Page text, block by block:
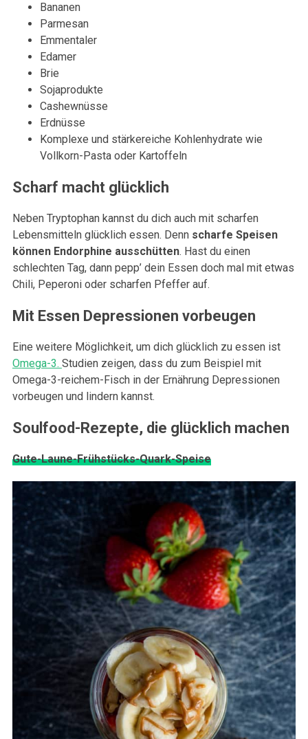
Bananen
Parmesan
Emmentaler
Edamer
Brie
Sojaprodukte
Cashewnüsse
Erdnüsse
Komplexe und stärkereiche Kohlenhydrate wie
Vollkorn-Pasta oder Kartoffeln
Scharf macht glücklich
Neben Tryptophan kannst du dich auch mit scharfen
Lebensmitteln glücklich essen. Denn scharfe Speisen
können Endorphine ausschütten. Hast du einen
schlechten Tag, dann pepp’ dein Essen doch mal mit etwas
Chili, Peperoni oder scharfen Pfeffer auf.
Mit Essen Depressionen vorbeugen
Eine weitere Möglichkeit, um dich glücklich zu essen ist
Omega-3. Studien zeigen, dass du zum Beispiel mit
Omega-3-reichem-Fisch in der Ernährung Depressionen
vorbeugen und lindern kannst.
Soulfood-Rezepte, die glücklich machen
Gute-Laune-Frühstücks-Quark-Speise